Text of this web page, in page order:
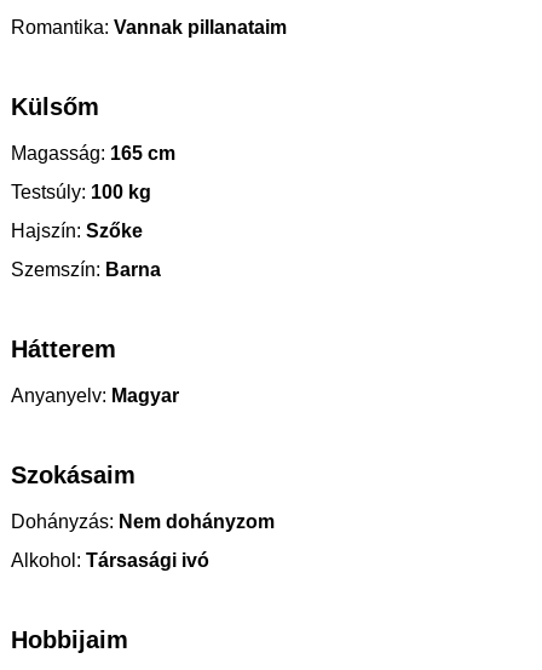
Romantika: Vannak pillanataim
Külsőm
Magasság: 165 cm
Testsúly: 100 kg
Hajszín: Szőke
Szemszín: Barna
Hátterem
Anyanyelv: Magyar
Szokásaim
Dohányzás: Nem dohányzom
Alkohol: Társasági ivó
Hobbijaim